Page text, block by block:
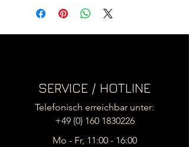
Endpreis inkl. 19% MwSt.zzgl.
Versandkosten innerhalb
SERVICE / HOTLINE
Telefonisch erreichbar unter:
+49 (0) 160 1830226
Mo - Fr, 11:00 - 16:00